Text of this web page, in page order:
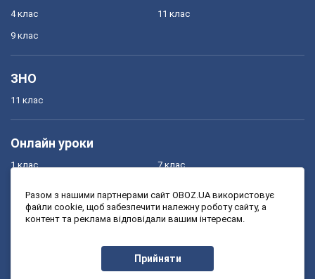
4 клас
9 клас
11 клас
ЗНО
11 клас
Онлайн уроки
1 клас
3 клас
7 клас
9 клас
Разом з нашими партнерами сайт OBOZ.UA використовує
файли cookie, щоб забезпечити належну роботу сайту, а
контент та реклама відповідали вашим інтересам.
Прийняти